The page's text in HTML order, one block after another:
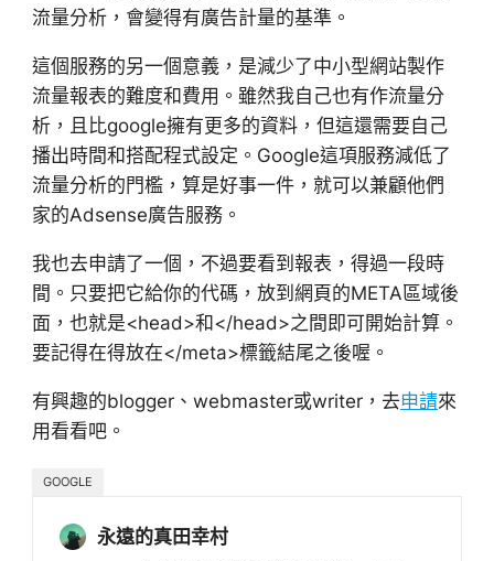
流量分析，會變得有廣告計量的基準。
這個服務的另一個意義，是減少了中小型網站製作
流量報表的難度和費用。雖然我自己也有作流量分
析，且比google擁有更多的資料，但這還需要自己
播出時間和搭配程式設定。Google這項服務減低了
流量分析的門檻，算是好事一件，就可以兼顧他們
家的Adsense廣告服務。
我也去申請了一個，不過要看到報表，得過一段時
間。只要把它給你的代碼，放到網頁的META區域後
面，也就是<head>和</head>之間即可開始計算。
要記得在得放在</meta>標籤結尾之後喔。
有興趣的blogger、webmaster或writer，去申請來
用看看吧。
GOOGLE
永遠的真田幸村